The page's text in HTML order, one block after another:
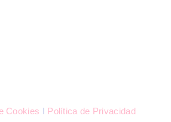
Cookies I Política de Privacidad